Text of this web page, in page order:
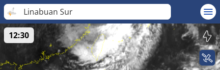
Linabuan Sur
12:30